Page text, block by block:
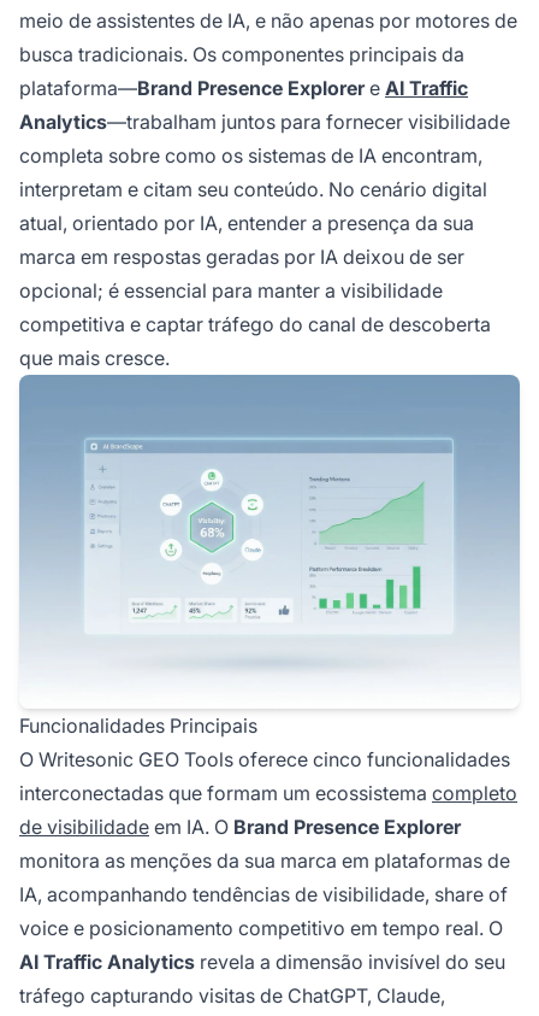
meio de assistentes de IA, e não apenas por motores de
busca tradicionais. Os componentes principais da
plataforma—Brand Presence Explorere AI Traffic
Analytics—trabalham juntos para fornecer visibilidade
completa sobre como os sistemas de IA encontram,
interpretam e citam seu conteúdo. No cenário digital
atual, orientado por IA, entender a presença da sua
marca em respostas geradas por IA deixou de ser
opcional; é essencial para manter a visibilidade
competitiva e captar tráfego do canal de descoberta
que mais cresce.
Funcionalidades Principais
O Writesonic GEO Tools oferece cinco funcionalidades
interconectadas que formam um ecossistema completo
de visibilidade em IA. O Brand Presence Explorer
monitora as menções da sua marca em plataformas de
IA, acompanhando tendências de visibilidade, share of
voice e posicionamento competitivo em tempo real. O
AI Traffic Analytics revela a dimensão invisível do seu
tráfego capturando visitas de ChatGPT, Claude,